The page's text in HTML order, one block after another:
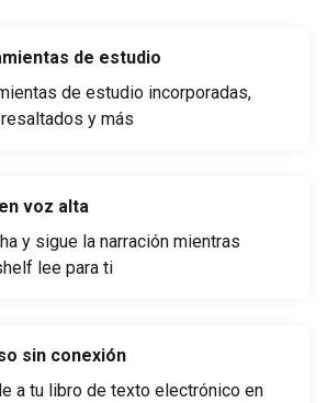
de estudio
de estudio incorporadas,
y más
voz alta
y sigue la narración mientras
lee para ti
sin conexión
a tu libro de texto electrónico en